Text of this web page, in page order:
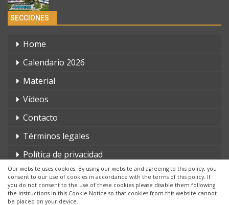
Our website uses cookies. By using our website and agreeing to this policy, you
consent to our use of cookies in accordance with the terms of this policy. If
you do not consent to the use of these cookies please disable them following
the instructions in this Cookie Notice so that cookies from this website cannot
be placed on your device.
SECCIONES
Home
Calendario 2026
Material
Vídeos
Contacto
Términos legales
Política de privacidad
© 2026 - triatlonchannel.com. Todos los derechos reservados.